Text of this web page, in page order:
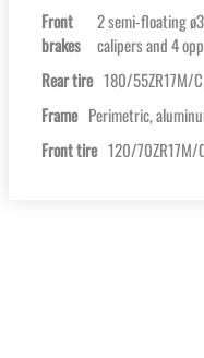
Front
brakes
2 semi-floating
calipers and 4
Rear tire 180/55ZR17M/
Frame Perimetric,
Front tire 120/70ZR17M/